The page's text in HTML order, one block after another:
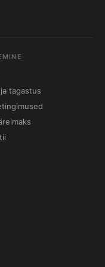
tagastus